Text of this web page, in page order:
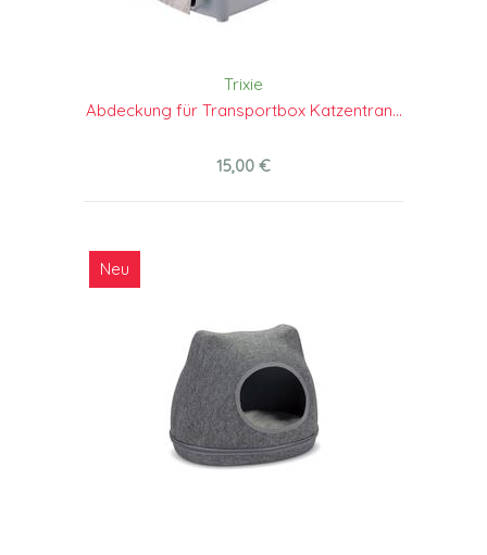
Trixie
Abdeckung für Transportbox Katzentran...
15,00 €
Neu